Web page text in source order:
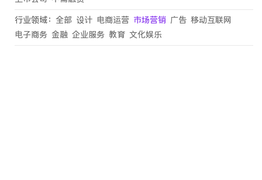
行业领域： 全部 设计 电商运营 市场营销 广告 移动互联网
电子商务 金融 企业服务 教育 文化娱乐